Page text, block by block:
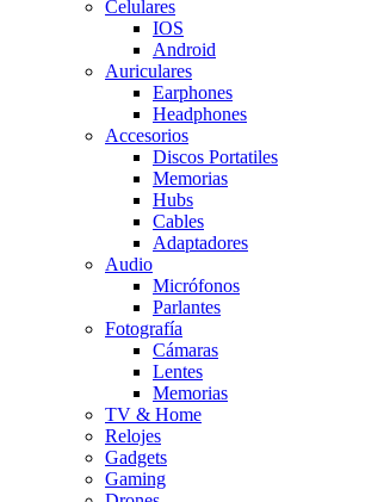
Celulares
IOS
Android
Auriculares
Earphones
Headphones
Accesorios
Discos Portatiles
Memorias
Hubs
Cables
Adaptadores
Audio
Micrófonos
Parlantes
Fotografía
Cámaras
Lentes
Memorias
TV & Home
Relojes
Gadgets
Gaming